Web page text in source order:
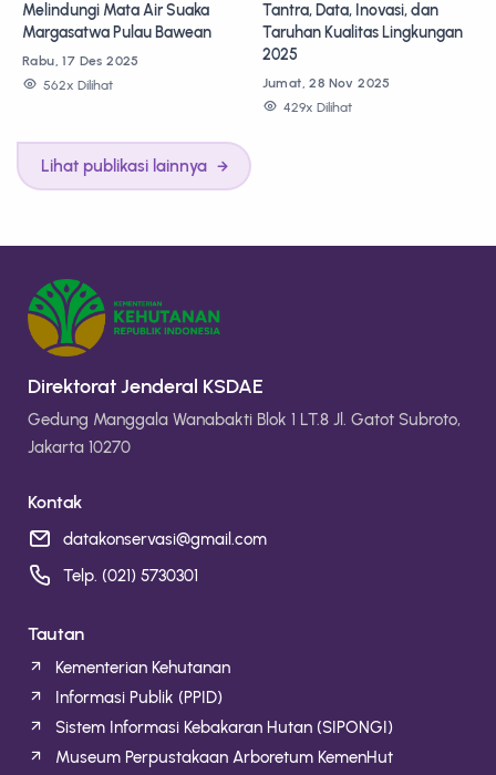
Melindungi Mata Air Suaka
Margasatwa Pulau Bawean
Rabu, 17 Des 2025
562x Dilihat
Tantra, Data, Inovasi, dan
Taruhan Kualitas Lingkungan
2025
Jumat, 28 Nov 2025
429x Dilihat
Lihat publikasi lainnya
Direktorat Jenderal KSDAE
Gedung Manggala Wanabakti Blok 1 LT.8 Jl. Gatot Subroto,
Jakarta 10270
Kontak
datakonservasi@gmail.com
Telp. (021) 5730301
Tautan
Kementerian Kehutanan
Informasi Publik (PPID)
Sistem Informasi Kebakaran Hutan (SIPONGI)
Museum Perpustakaan Arboretum KemenHut